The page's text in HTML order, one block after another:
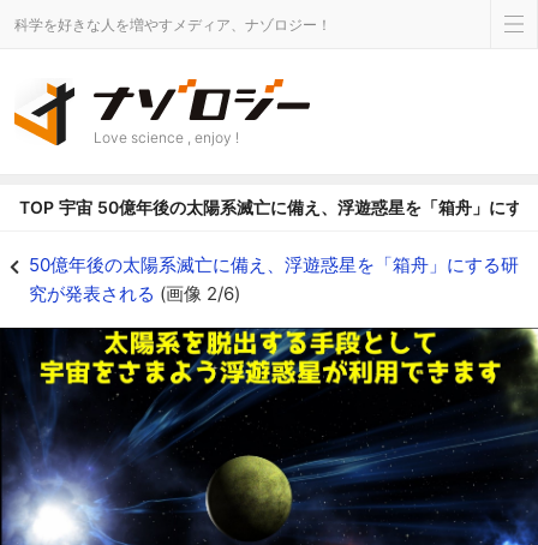
科学を好きな人を増やすメディア、ナゾロジー！
Love science , enjoy !
TOP 宇宙 50億年後の太陽系滅亡に備え、浮遊惑星を「箱舟」にす
50億年後の太陽系滅亡に備え、浮遊惑星を「箱舟」にする研
究が発表される (画像 2/6)